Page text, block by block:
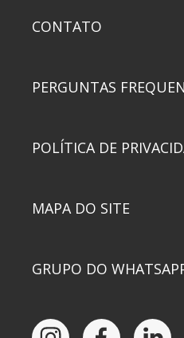
CONTATO
PERGUNTAS
POLÍTICA DE
MAPA DO SITE
GRUPO DO